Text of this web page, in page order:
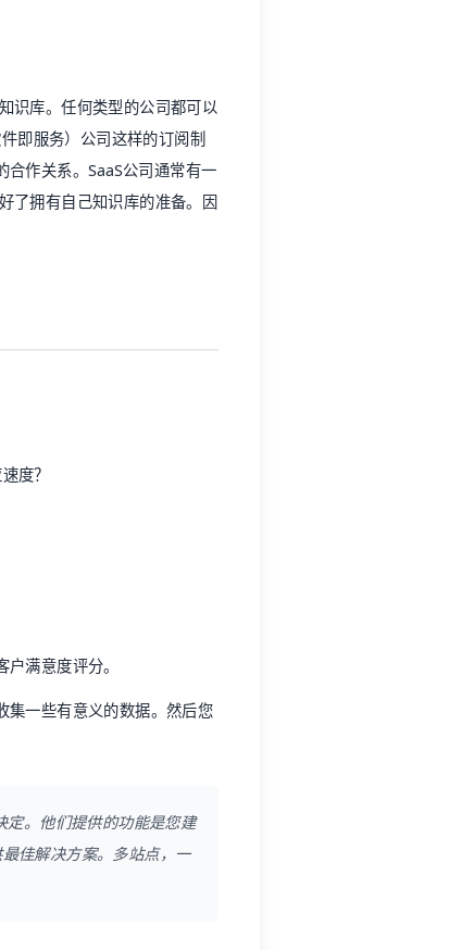
识库。任何类型的公司都可以
即服务）公司这样的订阅制
作关系。SaaS公司通常有一
了拥有自己知识库的准备。因
度？
满意度评分。
集一些有意义的数据。然后您
定。他们提供的功能是您建
佳解决方案。多站点，一